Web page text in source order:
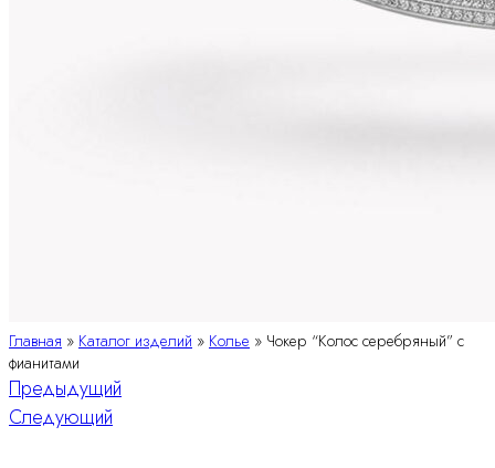
Главная » Каталог изделий » Колье » Чокер “Колос серебряный” с
фианитами
Навигация
Предыдущий
Следующий